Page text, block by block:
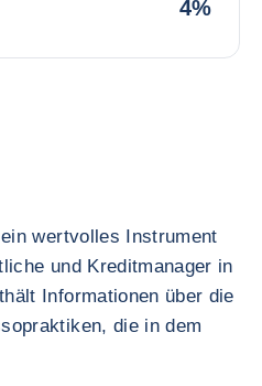
4%
wertvolles Instrument
und Kreditmanager in
Informationen über die
die in dem